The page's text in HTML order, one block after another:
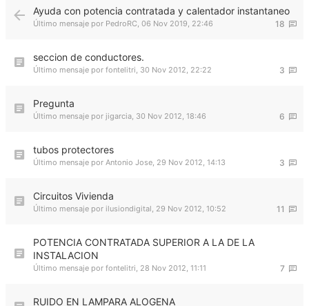
Ayuda con potencia contratada y calentador instantaneo
18
Último mensaje por PedroRC, 06 Nov 2019, 22:46
seccion de conductores.
3
Último mensaje por fontelitri, 30 Nov 2012, 22:22
Pregunta
6
Último mensaje por jigarcia, 30 Nov 2012, 18:46
tubos protectores
3
Último mensaje por Antonio Jose, 29 Nov 2012, 14:13
Circuitos Vivienda
11
Último mensaje por ilusiondigital, 29 Nov 2012, 10:52
POTENCIA CONTRATADA SUPERIOR A LA DE LA
INSTALACION
7
Último mensaje por fontelitri, 28 Nov 2012, 11:11
RUIDO EN LAMPARA ALOGENA